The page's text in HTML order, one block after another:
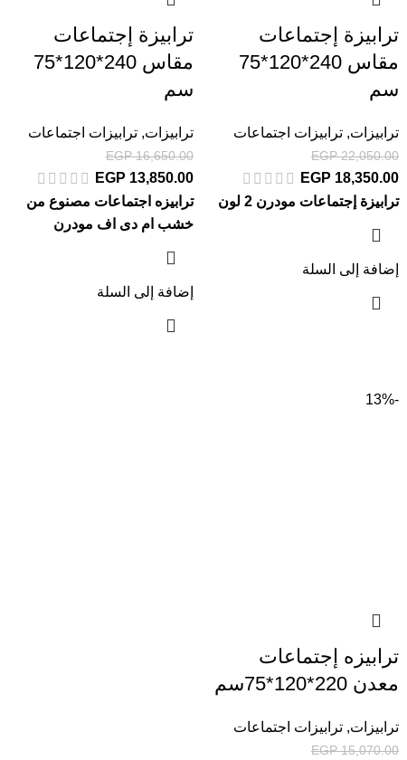
ترابيزة إجتماعات
مقاس 240*120*75
سم
ترابيزات, ترابيزات اجتماعات
EGP22,050.00
EGP 18,350.00
ترابيزة إجتماعات مودرن 2 لون
إضافة إلى السلة
ترابيزة إجتماعات
مقاس 240*120*75
سم
ترابيزات,ترابيزات اجتماعات
EGP16,650.00
EGP 13,850.00
ترابيزه اجتماعات مصنوع من
خشب ام دى اف مودرن
إضافة إلى السلة
-13%
ترابيزه إجتماعات
معدن 220*120*75سم
ترابيزات, ترابيزات اجتماعات
EGP15,070.00